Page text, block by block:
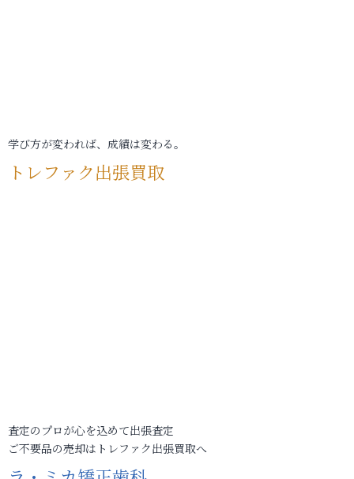
学び方が変われば、成績は変わる。
トレファク出張買取
査定のプロが心を込めて出張査定
ご不要品の売却はトレファク出張買取へ